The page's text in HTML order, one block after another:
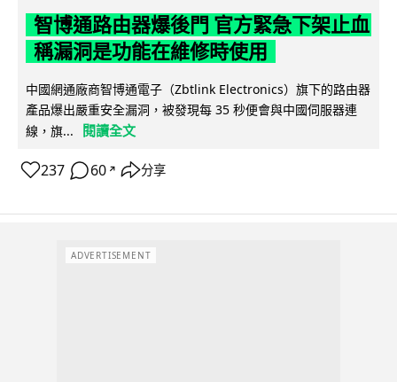
智博通路由器爆後門 官方緊急下架止血
稱漏洞是功能在維修時使用
中國網通廠商智博通電子（Zbtlink Electronics）旗下的路由器
產品爆出嚴重安全漏洞，被發現每 35 秒便會與中國伺服器連
線，旗...
閱讀全文
237 60 ↗ 分享
ADVERTISEMENT